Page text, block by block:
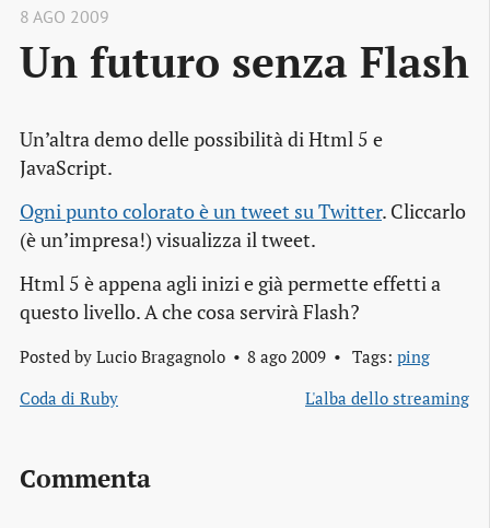
8 AGO 2009
Un futuro senza Flash
Un’altrademodelle possibilità di Html 5 e
JavaScript.
Ogni punto colorato è un tweet su Twitter. Cliccarlo
(è un’impresa!) visualizza iltweet.
Html 5 è appena agli inizi e già permette effetti a
questo livello. A che cosa servirà Flash?
Posted by Lucio Bragagnolo 8 ago 2009 Tags: ping
Coda di Ruby
L'alba dello streaming
Commenta